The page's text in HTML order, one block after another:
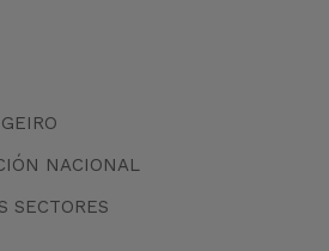
NACIONAL
SECTORES